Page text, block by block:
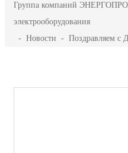
Группа компаний
электрооборудования
- Новости - Поздравляем с